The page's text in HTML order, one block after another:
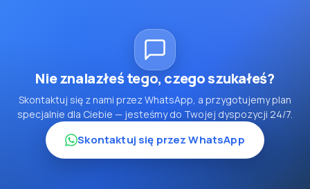
Nie znalazłeś tego, czego szukałeś?
Skontaktuj się z nami przez WhatsApp, a przygotujemy plan
specjalnie dla Ciebie — jesteśmy do Twojej dyspozycji 24/7.
Skontaktuj się przez WhatsApp